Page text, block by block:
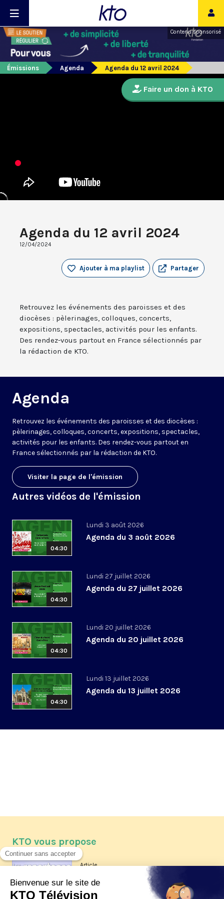
Contenu sponsorisé
Émissions Agenda Agenda du 12 avril 2024
Agenda du 12 avril 2024
12/04/2024
Partager
Ajouter à ma playlist
Retrouvez les événements des paroisses et des
diocèses : pèlerinages, colloques, concerts,
expositions, spectacles, activités pour les enfants.
Des rendez-vous partout en France sélectionnés par
la rédaction de KTO.
Agenda
Retrouvez les événements des paroisses et des diocèses :
pèlerinages, colloques, concerts, expositions, spectacles,
activités pour les enfants. Des rendez-vous partout en
France sélectionnés par la rédaction de KTO.
Visiter la page de l'émission
Autres vidéos de l'émission
04:30
Lundi 3 août 2026
Agenda du 3 août 2026
04:30
Lundi 27 juillet 2026
Agenda du 27 juillet 2026
04:30
Lundi 20 juillet 2026
Agenda du 20 juillet 2026
04:30
Lundi 13 juillet 2026
Agenda du 13 juillet 2026
Faire un don à KTO
KTO vous propose
Article
Les reportages d'été 2026 de KTO